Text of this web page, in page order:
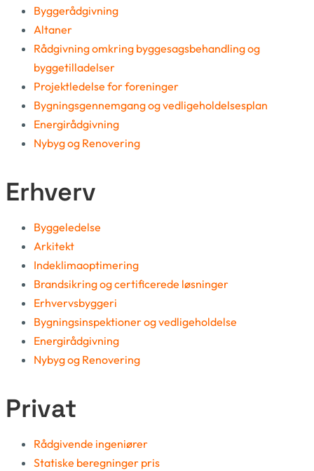
Byggerådgivning
Altaner
Rådgivning omkring byggesagsbehandling og
byggetilladelser
Projektledelse for foreninger
Bygningsgennemgang og vedligeholdelsesplan
Energirådgivning
Nybyg og Renovering
Erhverv
Byggeledelse
Arkitekt
Indeklimaoptimering
Brandsikring og certificerede løsninger
Erhvervsbyggeri
Bygningsinspektioner og vedligeholdelse
Energirådgivning
Nybyg og Renovering
Privat
Rådgivende ingeniører
Statiske beregninger pris